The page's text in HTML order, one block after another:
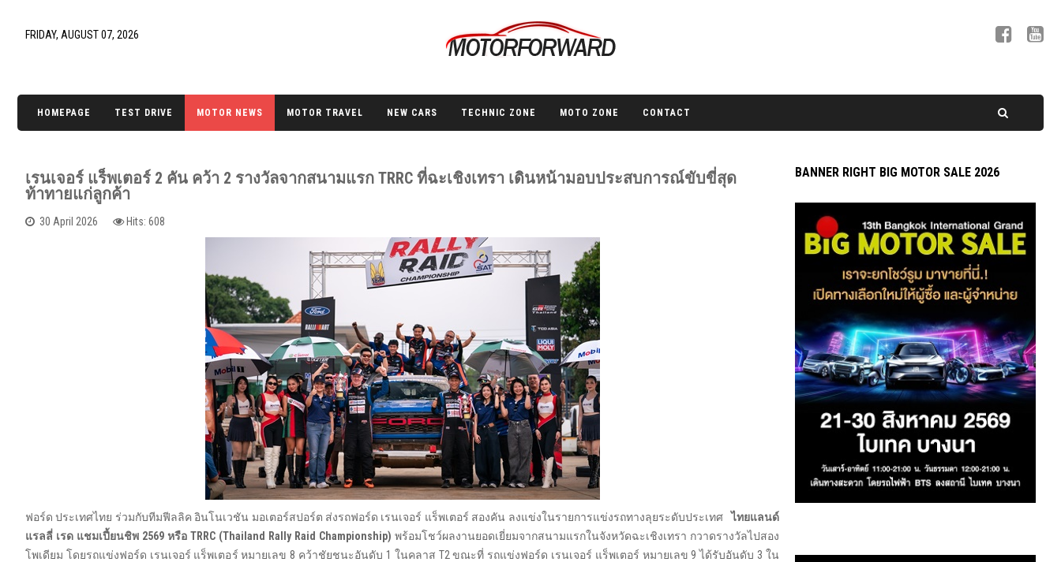
FRIDAY, AUGUST 07, 2026
HOMEPAGE TEST DRIVE MOTOR NEWS MOTOR TRAVEL NEW CARS TECHNIC ZONE MOTO ZONE CONTACT
เรนเจอร์ แร็พเตอร์ 2 คัน คว้า 2 รางวัลจากสนามแรก TRRC ที่ฉะเชิงเทรา เดินหน้ามอบประสบการณ์ขับขี่สุด
ท้าทายแก่ลูกค้า
30 April 2026 Hits: 608
ฟอร์ด ประเทศไทย ร่วมกับทีมฟีลลิค อินโนเวชัน มอเตอร์สปอร์ต ส่งรถฟอร์ด เรนเจอร์ แร็พเตอร์ สองคัน ลงแข่งในรายการแข่งรถทางลุยระดับประเทศไทยแลนด์
แรลลี่ เรด แชมเปี้ยนชิพ 2569 หรือ TRRC (Thailand Rally Raid Championship) พร้อมโชว์ผลงานยอดเยี่ยมจากสนามแรกในจังหวัดฉะเชิงเทรา กวาดรางวัลไปสอง
โพเดียม โดยรถแข่งฟอร์ด เรนเจอร์ แร็พเตอร์ หมายเลข 8 คว้าชัยชนะอันดับ 1 ในคลาส T2 ขณะที่ รถแข่งฟอร์ด เรนเจอร์ แร็พเตอร์ หมายเลข 9 ได้รับอันดับ 3 ใน
BANNER RIGHT BIG MOTOR SALE 2026